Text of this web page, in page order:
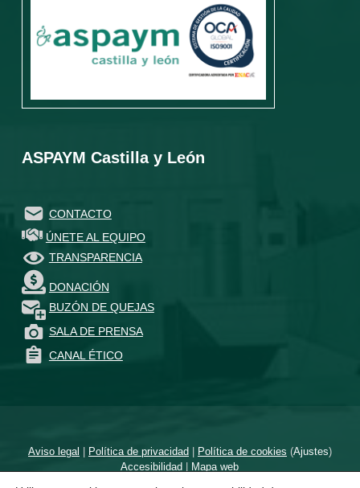
ASPAYM Castilla y León
CONTACTO
ÚNETE AL EQUIPO
TRANSPARENCIA
DONACIÓN
BUZÓN DE QUEJAS
SALA DE PRENSA
CANAL ÉTICO
Aviso legal | Política de privacidad| Política de cookies (Ajustes)
Accesibilidad | Mapa web